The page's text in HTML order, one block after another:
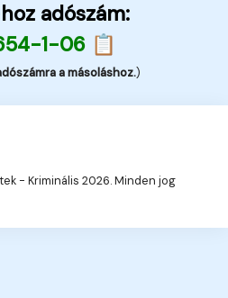
adószám:
1-06 📋
a másoláshoz.)
- Kriminális 2026. Minden jog